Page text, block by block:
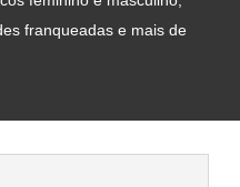
franqueadas e mais de